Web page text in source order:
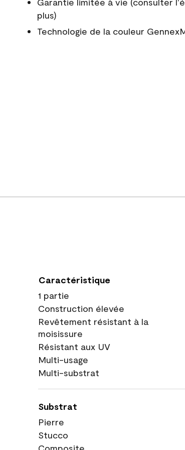
plus)
Technologie de la couleur
Caractéristique
1 partie
Construction élevée
Revêtement résistant à la
moisissure
Résistant aux UV
Multi-usage
Multi-substrat
Substrat
Pierre
Stucco